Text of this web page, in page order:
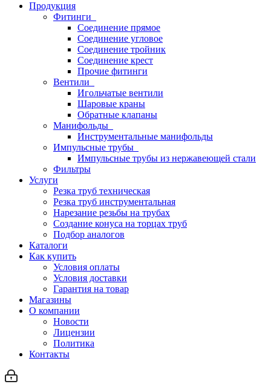
Продукция
Фитинги
Соединение прямое
Соединение угловое
Соединение тройник
Соединение крест
Прочие фитинги
Вентили
Игольчатые вентили
Шаровые краны
Обратные клапаны
Манифольды
Инструментальные манифольды
Импульсные трубы
Импульсные трубы из нержавеющей стали
Фильтры
Услуги
Резка труб техническая
Резка труб инструментальная
Нарезание резьбы на трубах
Создание конуса на торцах труб
Подбор аналогов
Каталоги
Как купить
Условия оплаты
Условия доставки
Гарантия на товар
Магазины
О компании
Новости
Лицензии
Политика
Контакты